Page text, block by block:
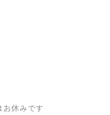
休みです